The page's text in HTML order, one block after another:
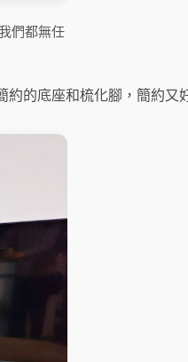
們都無任
的底座和梳化腳，簡約又